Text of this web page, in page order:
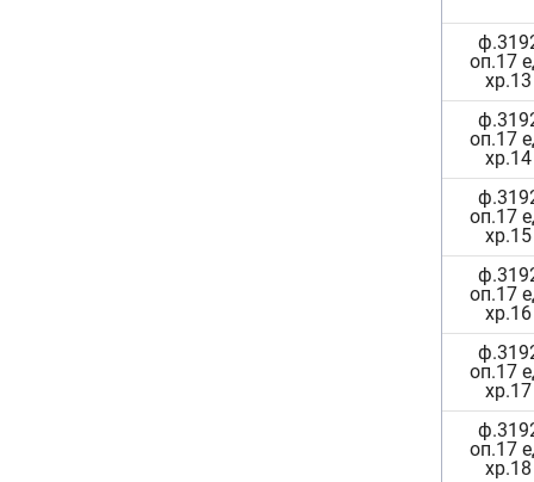
оп.17
хр.13
оп.17
хр.14
оп.17
хр.15
оп.17
хр.16
оп.17
хр.17
оп.17
хр.18